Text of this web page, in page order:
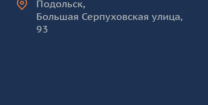
Подольск,
Большая Серпуховская улица,
93